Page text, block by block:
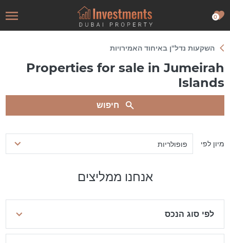
0
השקעות נדל"ן באיחוד האמירויות
Properties for sale in Jumeirah
Islands
חיפוש
מיון לפי פופולריות
אנחנו ממליצים
לפי סוג הנכס